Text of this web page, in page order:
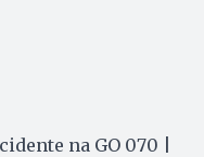
na GO 070 |